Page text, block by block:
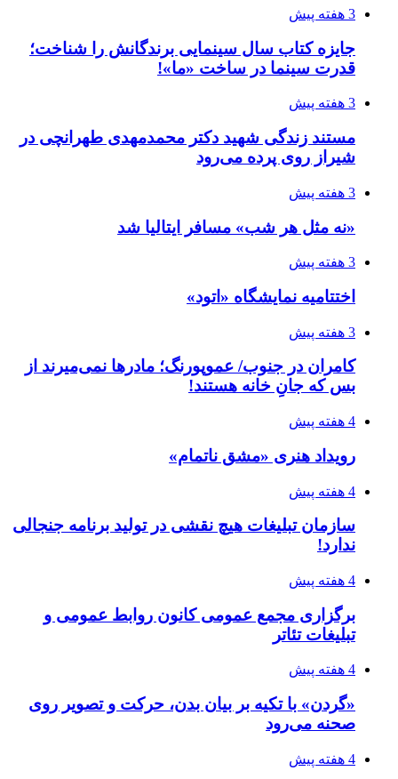
3 هفته پیش
جایزه کتاب سال سینمایی برندگانش را شناخت؛
قدرت سینما در ساخت «ما»!
3 هفته پیش
مستند زندگی شهید دکتر محمدمهدی طهرانچی در
شیراز روی پرده می‌رود
3 هفته پیش
«نه مثل هر شب» مسافر ایتالیا شد
3 هفته پیش
اختتامیه نمایشگاه «اتود»
3 هفته پیش
کامران در جنوب/ عموپورنگ؛ مادرها نمی‌میرند از
بس که جانِ خانه هستند!
4 هفته پیش
رویداد هنری «مشق ناتمام»
4 هفته پیش
سازمان تبلیغات هیچ نقشی در تولید برنامه جنجالی
ندارد!
4 هفته پیش
برگزاری مجمع عمومی کانون روابط عمومی و
تبلیغات تئاتر
4 هفته پیش
«گردن» با تکیه بر بیان بدن، حرکت و تصویر روی
صحنه می‌رود
4 هفته پیش